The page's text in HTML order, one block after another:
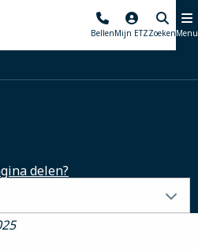
BellenMijn ETZZoekenMenu
delen?